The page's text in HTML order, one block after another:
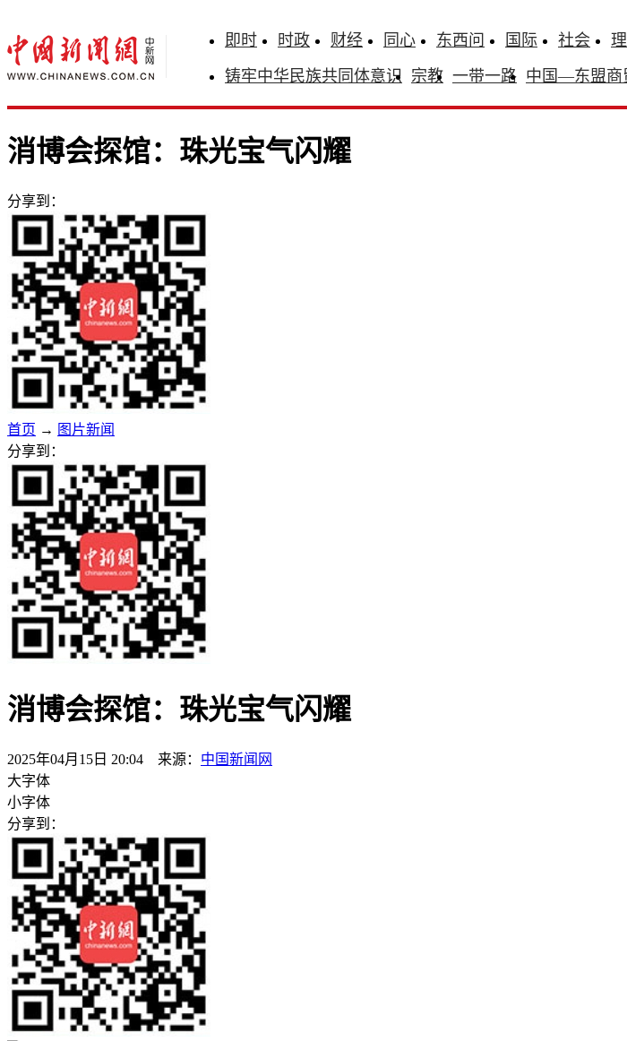
即时 时政 财经 同心 东西问 国际 社会
铸牢中华民族共同体意识 宗教 一带一路 中国—东盟商
消博会探馆：珠光宝气闪耀
分享到：
首页 → 图片新闻
分享到：
消博会探馆：珠光宝气闪耀
2025年04月15日 20:04 来源： 中国新闻网
大字体
小字体
分享到：